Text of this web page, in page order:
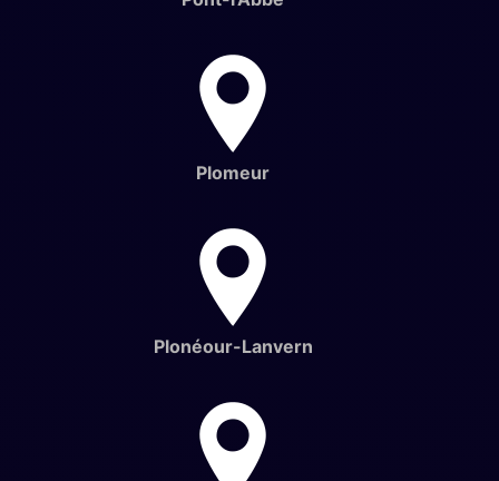
Plomeur
Plonéour-Lanvern